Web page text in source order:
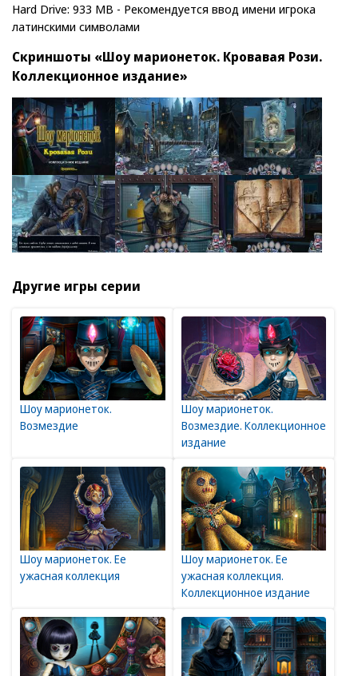
Hard Drive: 933 MB - Рекомендуется ввод имени игрока
латинскими символами
Скриншоты «Шоу марионеток. Кровавая Рози.
Коллекционное издание»
Другие игры серии
Шоу марионеток.
Возмездие
Шоу марионеток.
Возмездие. Коллекционное
издание
Шоу марионеток. Ее
ужасная коллекция
Шоу марионеток. Ее
ужасная коллекция.
Коллекционное издание